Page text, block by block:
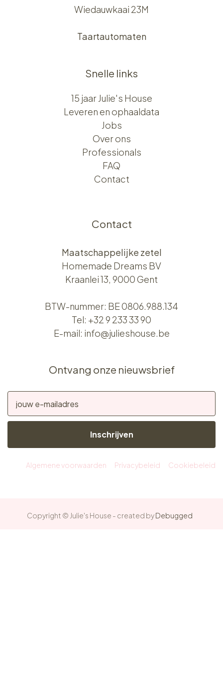
Wiedauwkaai 23M
Taartautomaten
Snelle links
15 jaar Julie's House
Leveren en ophaaldata
Jobs
Over ons​​
Professionals
FAQ
Contact
Contact
Maatschappelijke zetel
Homemade Dreams BV
Kraanlei 13, 9000 Gent
BTW-nummer: BE 0806.988.134
Tel: +32 9 233 33 90
E-mail: info@julieshouse.be
Ontvang onze nieuwsbrief
Inschrijven
Algemene voorwaarden Privacybeleid Cookiebeleid
Copyright © Julie's House - created byDebugged